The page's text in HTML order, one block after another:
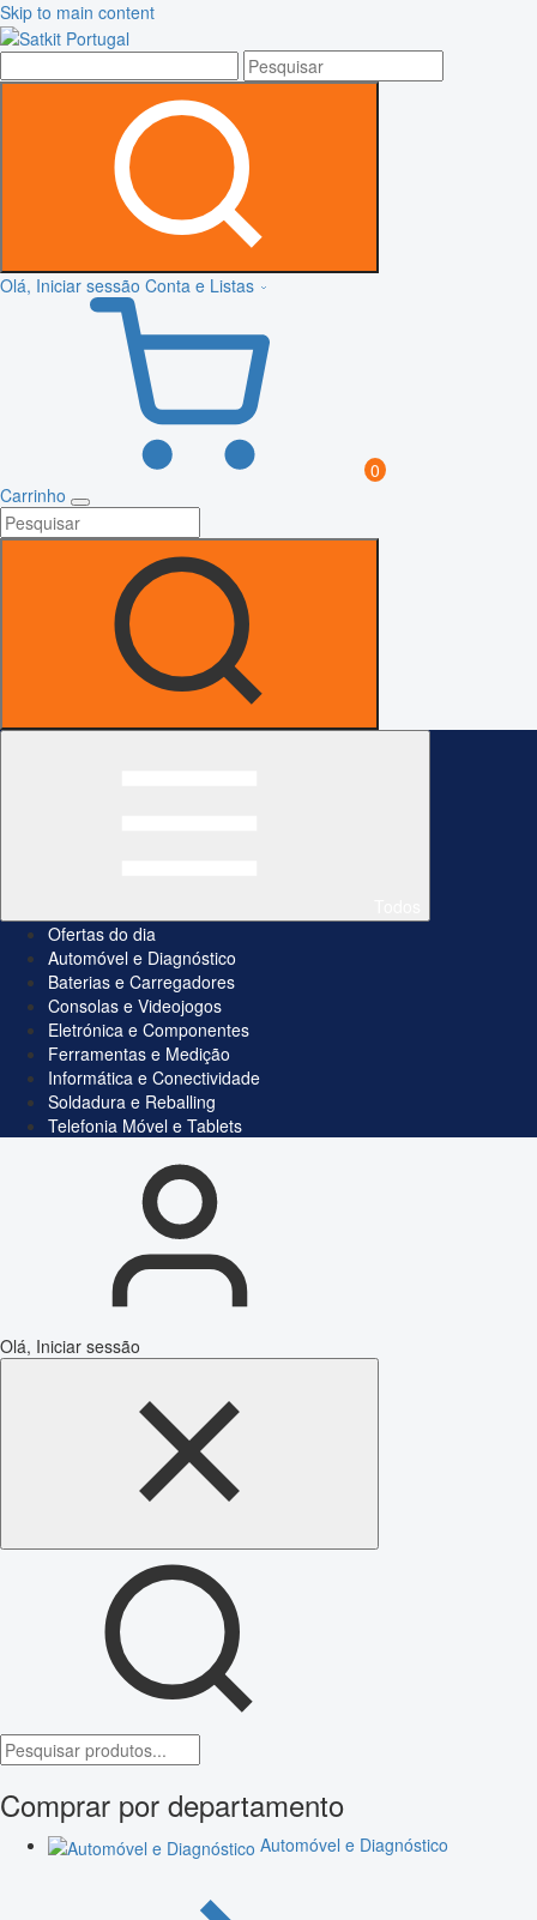
Skip to main content
Olá, Iniciar sessão Conta e Listas
0
Carrinho
Ofertas do dia
Automóvel e Diagnóstico
Baterias e Carregadores
Consolas e Videojogos
Eletrónica e Componentes
Ferramentas e Medição
Informática e Conectividade
Soldadura e Reballing
Telefonia Móvel e Tablets
Olá, Iniciar sessão
Comprar por departamento
Automóvel e Diagnóstico